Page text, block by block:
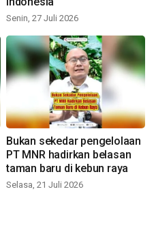
Senin, 27 Juli 2026
Bukan sekedar pengelolaan
PT MNR hadirkan belasan
taman baru di kebun raya
Selasa, 21 Juli 2026